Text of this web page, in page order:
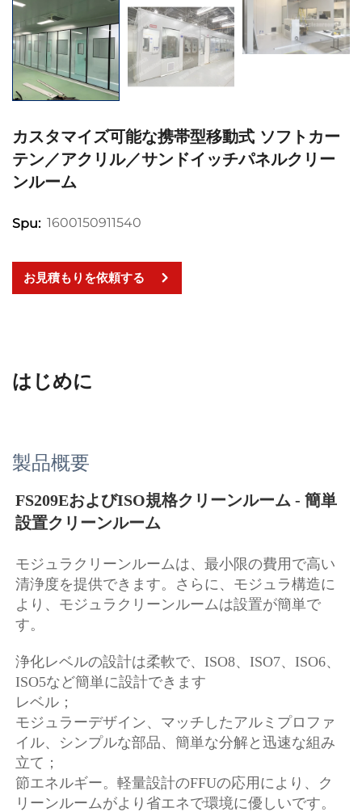
カスタマイズ可能な携帯型移動式 ソフトカー
テン／アクリル／サンドイッチパネルクリー
ンルーム
Spu: 1600150911540
お見積もりを依頼する
はじめに
製品概要
FS209EおよびISO規格クリーンルーム - 簡単
設置クリーンルーム
モジュラクリーンルームは、最小限の費用で高い
清浄度を提供できます。さらに、モジュラ構造に
より、モジュラクリーンルームは設置が簡単で
す。
浄化レベルの設計は柔軟で、ISO8、ISO7、ISO6、
ISO5など簡単に設計できます
レベル；
モジュラーデザイン、マッチしたアルミプロファ
イル、シンプルな部品、簡単な分解と迅速な組み
立て；
節エネルギー。軽量設計のFFUの応用により、ク
リーンルームがより省エネで環境に優しいです。